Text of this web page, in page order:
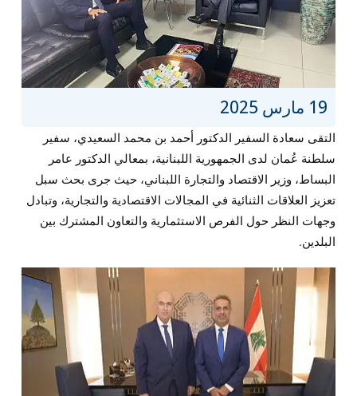
19 مارس 2025
التقى سعادة السفير الدكتور أحمد بن محمد السعيدي، سفير
سلطنة عُمان لدى الجمهورية اللبنانية، بمعالي الدكتور عامر
البساط، وزير الاقتصاد والتجارة اللبناني، حيث جرى بحث سبل
تعزيز العلاقات الثنائية في المجالات الاقتصادية والتجارية، وتبادل
وجهات النظر حول الفرص الاستثمارية والتعاون المشترك بين
البلدين.